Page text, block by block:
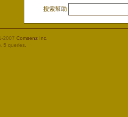
搜索幫助
2007 Comsenz Inc.
5 queries.